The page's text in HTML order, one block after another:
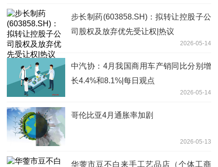
步长制药(603858.SH)：拟转让控股子公
司股权及放弃优先受让权|热议
2026-05-14
中汽协：4月我国商用车产销同比分别增
长4.4%和8.1%|每日观点
2026-05-14
哥伦比亚4月通胀率加剧
2026-05-13
华蓥市豆不白来手工艺品店（个体工商